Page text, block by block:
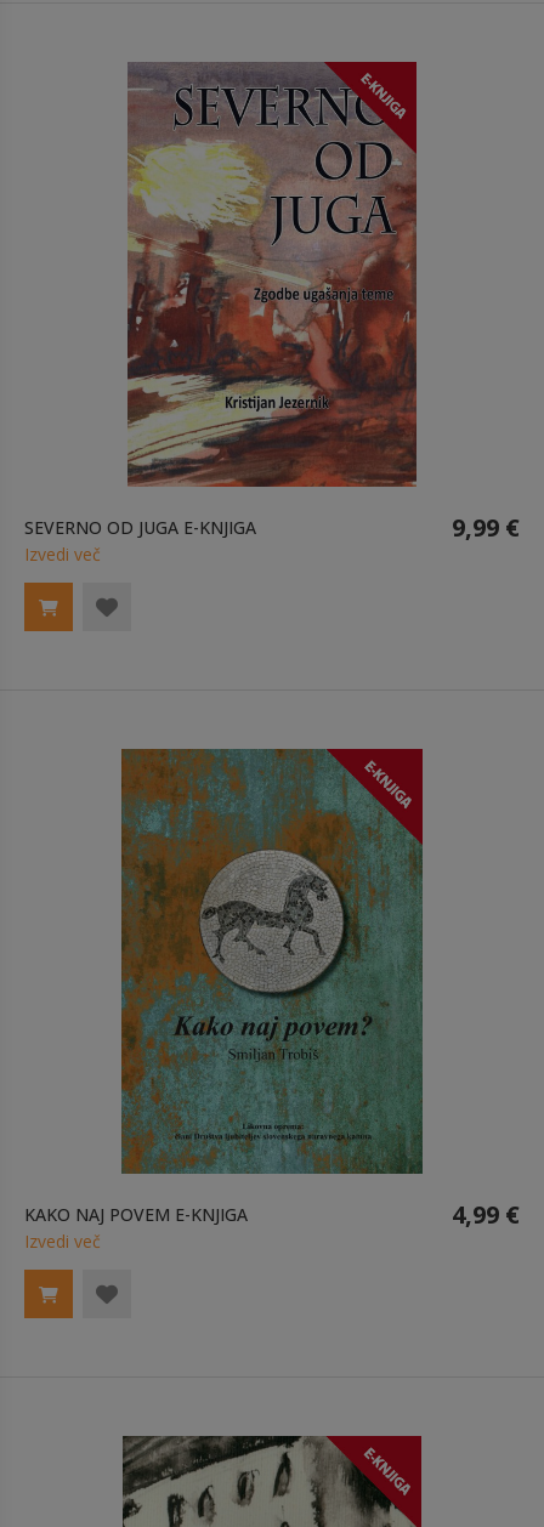
SEVERNO OD JUGA E-KNJIGA 9,99 €
Izvedi več
KAKO NAJ POVEM E-KNJIGA 4,99 €
Izvedi več